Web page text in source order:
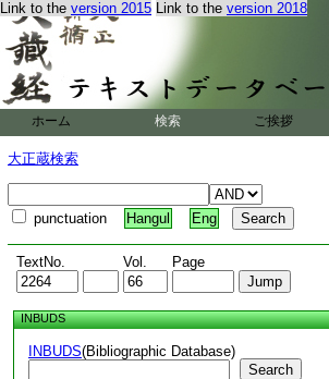
Link to the version 2015 Link to the version 2018
ホーム 検索 ご挨拶
大正蔵検索
punctuation Hangul Eng
TextNo. Vol. Page
INBUDS
INBUDS(Bibliographic Database)
Search